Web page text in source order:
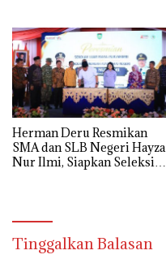
Herman Deru Resmikan
SMA dan SLB Negeri Hayza
Nur Ilmi, Siapkan Seleksi
Tinggalkan Balasan